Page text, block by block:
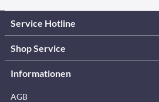
Service Hotline
Shop Service
Informationen
AGB